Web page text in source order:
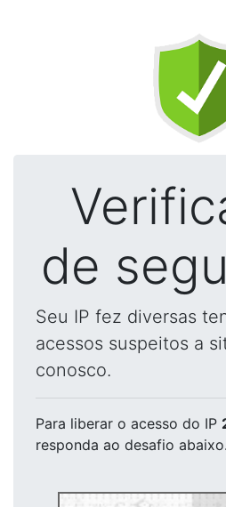
de
Seu IP fez diversas
acessos suspeitos a
conosco.
Para liberar o acesso do IP
responda ao desafio abaixo.